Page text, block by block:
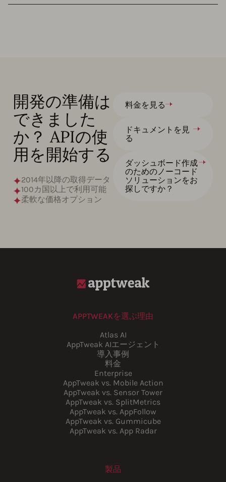
料金を見る
ドキュメントを見
る
ダッシュボード作成
のためのノーコード
ソリューションをお
探しですか？
開発の準備は
できました
か？ APIの使
用を開始する
2014年以降の取得データ
100カ国以上で利用可能
柔軟な価格オプション
APPTWEAKを選ぶ理由
Atlas AI
AppTweak AIエージェント
導入事例
料金
Enterprise
AppTweak vs. Mobile Action
AppTweak vs. Sensor Tower
AppTweak vs. SplitMetrics
AppTweak vs. AppFollow
AppTweak vs. Gummicube
AppTweak vs. App Radar
製品